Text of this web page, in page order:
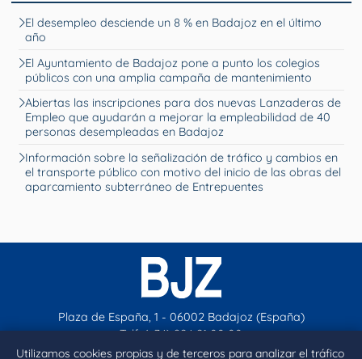
Utilizamos cookies propias y de terceros para analizar el tráfico
El desempleo desciende un 8 % en Badajoz en el último
año
El Ayuntamiento de Badajoz pone a punto los colegios
públicos con una amplia campaña de mantenimiento
Abiertas las inscripciones para dos nuevas Lanzaderas de
Empleo que ayudarán a mejorar la empleabilidad de 40
personas desempleadas en Badajoz
Información sobre la señalización de tráfico y cambios en
el transporte público con motivo del inicio de las obras del
aparcamiento subterráneo de Entrepuentes
Plaza de España, 1 - 06002 Badajoz (España)
Telf. (+34) 924 21 00 00
contacto@aytobadajoz.es